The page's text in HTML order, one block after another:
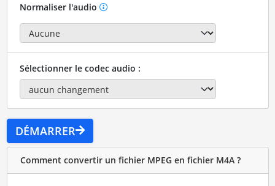
Normaliser l'audio
Sélectionner le codec audio :
DÉMARRER
Comment convertir un fichier MPEG en fichier M4A ?